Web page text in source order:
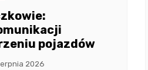
pojazdów
2026